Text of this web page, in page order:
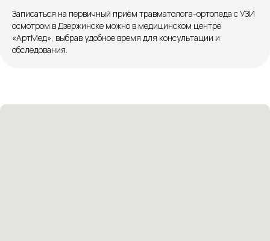
Записаться на первичный приём травматолога-ортопеда с УЗИ
осмотром в Дзержинске можно в медицинском центре
«АртМед», выбрав удобное время для консультации и
обследования.
Подписывайся